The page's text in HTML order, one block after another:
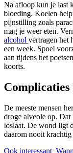
Na afloop kun je last
bloeding. Koelen
pijnstilling zoals
mag je weer eten.
alcohol vertragen het
een week. Spoel
aan tijdens het
koorts.
Complicaties
De meeste mensen
droge alveole op.
loslaat. De wond ligt
daarom nooit
Ook interessant